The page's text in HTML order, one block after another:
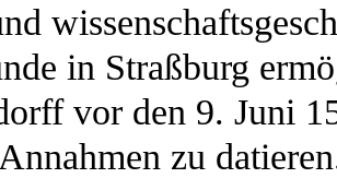
in Straßburg
vor den 9. Juni
zu